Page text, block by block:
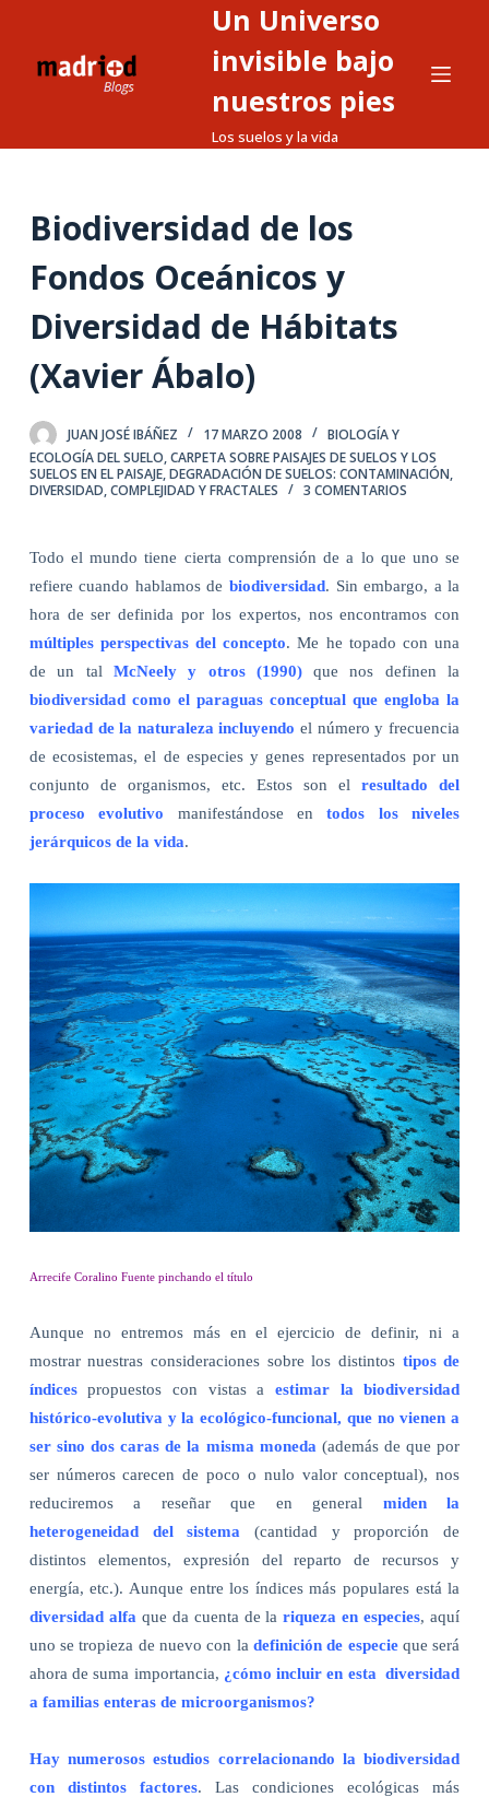
e
n
d
o
Un Universo
invisible bajo
nuestros pies
Los suelos y la vida
Biodiversidad de los
Fondos Oceánicos y
Diversidad de Hábitats
(Xavier Ábalo)
JUAN JOSÉ IBÁÑEZ 17 MARZO 2008
BIOLOGÍA Y
ECOLOGÍA DEL SUELO,CARPETA SOBRE PAISAJES DE SUELOS Y LOS
SUELOS EN EL PAISAJE,DEGRADACIÓN DE SUELOS: CONTAMINACIÓN,
DIVERSIDAD, COMPLEJIDAD Y FRACTALES
3 COMENTARIOS
Todo el mundo tiene cierta comprensión de a lo que uno se
refiere cuando hablamos de biodiversidad. Sin embargo, a la
hora de ser definida por los expertos, nos encontramos con
múltiples perspectivas del concepto. Me he topado con una
de un tal McNeely y otros (1990)que nos definen la
biodiversidad como el paraguas conceptual que engloba la
variedad de la naturaleza incluyendo el número y frecuencia
de ecosistemas, el de especies y genes representados por un
conjunto de organismos, etc. Estos son elresultado del
proceso evolutivo manifestándose entodos los niveles
jerárquicos de la vida.
Arrecife Coralino Fuente pinchando el título
Aunque no entremos más en el ejercicio de definir, ni a
mostrar nuestras consideraciones sobre los distintos tipos de
índicespropuestos con vistas a estimar la biodiversidad
histórico-evolutiva y la ecológico-funcional, que no vienen a
ser sino dos caras de la misma moneda (además de que por
ser números carecen de poco o nulo valor conceptual), nos
reduciremos a reseñar que en general miden la
heterogeneidad del sistema (cantidad y proporción de
distintos elementos, expresión del reparto de recursos y
energía, etc.). Aunque entre los índices más populares está la
diversidad alfa que da cuenta de lariqueza en especies, aquí
uno se tropieza de nuevo con la definición de especieque será
ahora de suma importancia, ¿cómo incluir en esta diversidad
a familias enteras de microorganismos?
Hay numerosos estudios correlacionando la biodiversidad
con distintos factores. Las condiciones ecológicas más